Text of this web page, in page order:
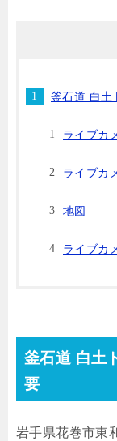
釜石道 白土
ライブカ
ライブカ
地図
ライブカ
釜石道 白土
要
岩手県花巻市東